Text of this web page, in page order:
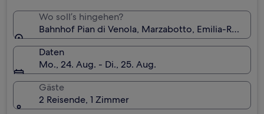
Wo soll’s hingehen?
Bahnhof Pian di Venola, Marzabotto, Emilia-
Daten
Mo., 24. Aug. - Di., 25. Aug.
Gäste
2 Reisende, 1 Zimmer